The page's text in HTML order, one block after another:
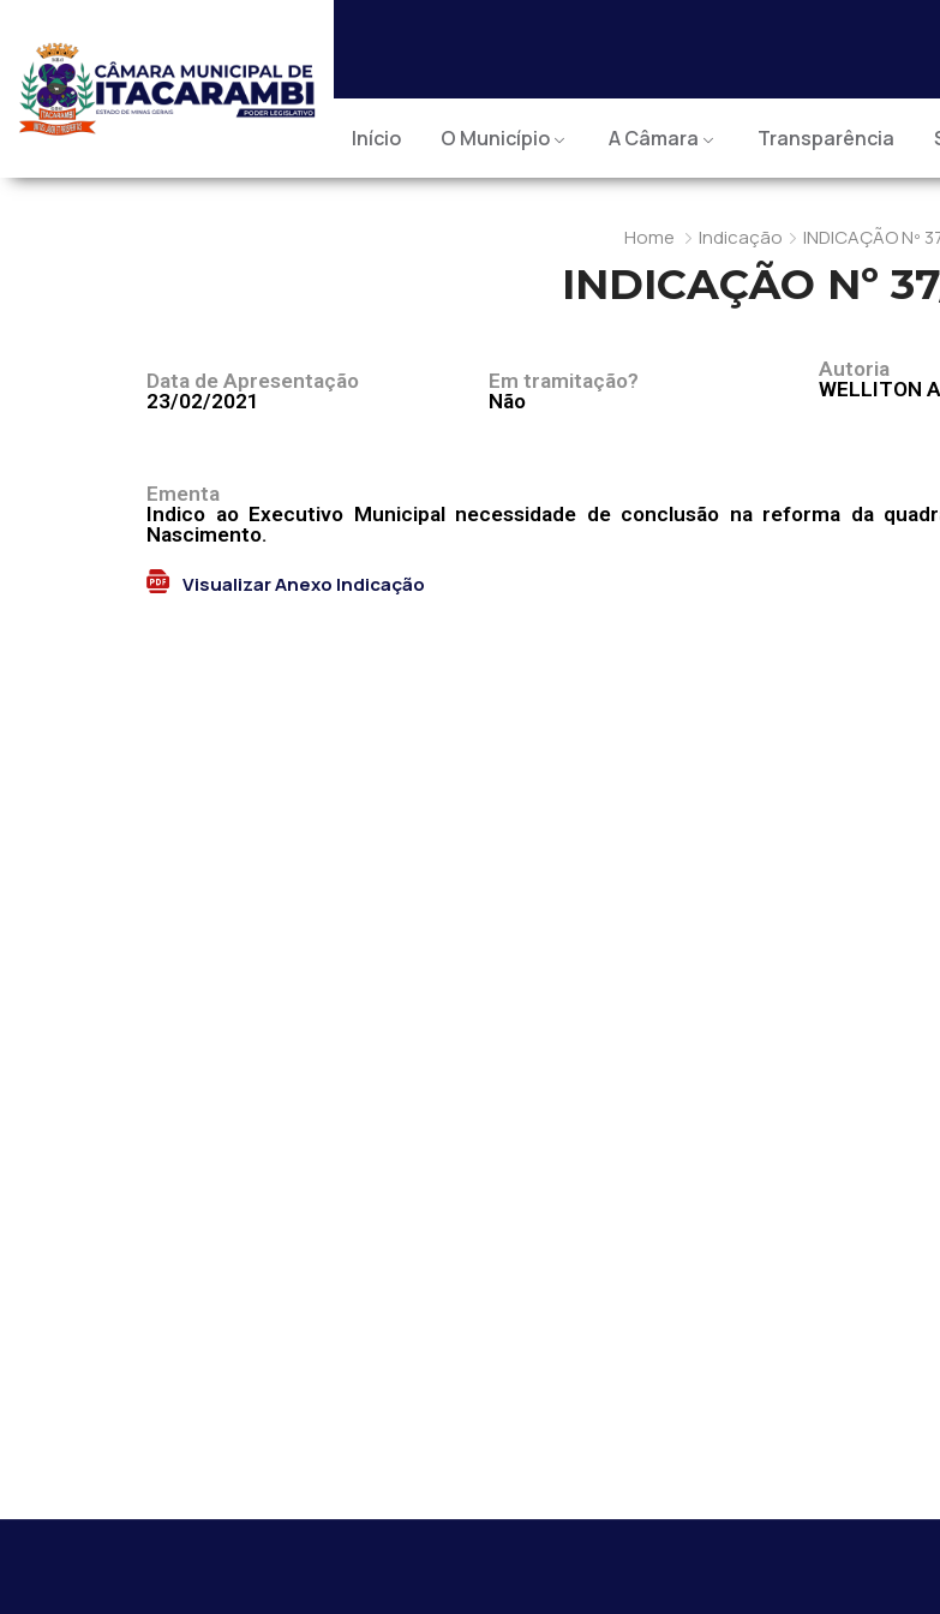
Início O Município A Câmara Transparência
Home Indicação INDICAÇÃO Nº
INDICAÇÃO Nº
Data de Apresentação
23/02/2021
Em tramitação?
Não
Autoria
WELLITON
Ementa
Indico ao Executivo Municipal necessidade de conclusão na reforma da
Nascimento.
Visualizar Anexo Indicação